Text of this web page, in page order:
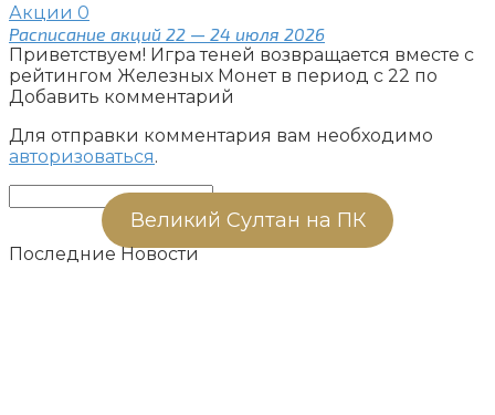
Акции 0
Расписание акций 22 — 24 июля 2026
Приветствуем! Игра теней возвращается вместе с
рейтингом Железных Монет в период с 22 по
Добавить комментарий
Для отправки комментария вам необходимо
авторизоваться.
Великий Султан на ПК
Последние Новости